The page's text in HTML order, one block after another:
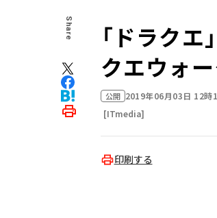
Share
「ドラク
クエウォー
公開 2019年06月03日 12時
[ITmedia]
印刷する